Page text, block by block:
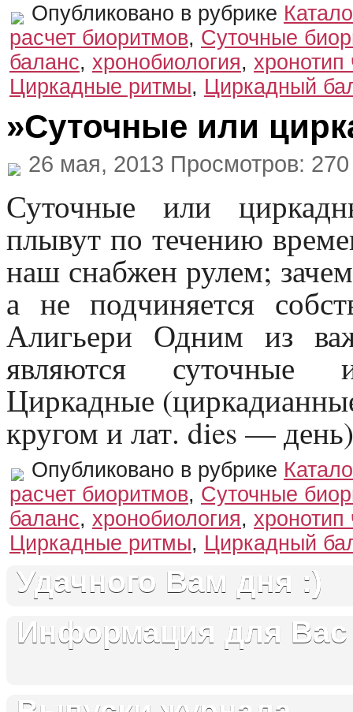
Опубликовано в рубрике
расчет биоритмов, Суточные
баланс, хронобиология, хронотип
Циркадные ритмы, Циркадный
»Суточные или
26 мая, 2013 Просмотров: 270
Суточные или
плывут по течению
наш снабжен рулем;
а не подчиняется
Алигьери Одним из
являются суточные
Циркадные
кругом и лат. dies —
Опубликовано в рубрике
расчет биоритмов, Суточные
баланс, хронобиология, хронотип
Циркадные ритмы, Циркадный
Удачного Вам дня :)
Информация для Вас